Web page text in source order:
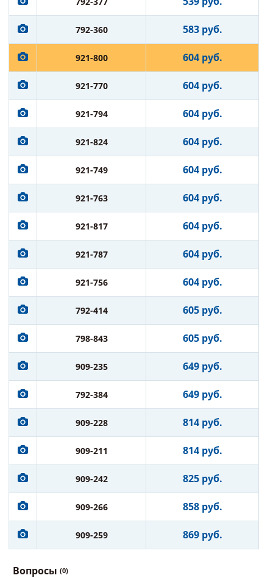
792-360 583 руб.
921-800 604 руб.
921-770 604 руб.
921-794 604 руб.
921-824 604 руб.
921-749 604 руб.
921-763 604 руб.
921-817 604 руб.
921-787 604 руб.
921-756 604 руб.
792-414 605 руб.
798-843 605 руб.
909-235 649 руб.
792-384 649 руб.
909-228 814 руб.
909-211 814 руб.
909-242 825 руб.
909-266 858 руб.
909-259 869 руб.
Вопросы (0)